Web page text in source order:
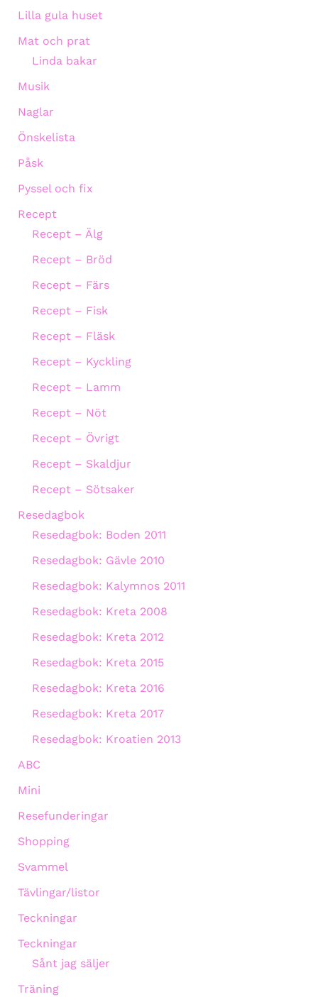
Lilla gula huset
Mat och prat
Linda bakar
Musik
Naglar
Önskelista
Påsk
Pyssel och fix
Recept
Recept – Älg
Recept – Bröd
Recept – Färs
Recept – Fisk
Recept – Fläsk
Recept – Kyckling
Recept – Lamm
Recept – Nöt
Recept – Övrigt
Recept – Skaldjur
Recept – Sötsaker
Resedagbok
Resedagbok: Boden 2011
Resedagbok: Gävle 2010
Resedagbok: Kalymnos 2011
Resedagbok: Kreta 2008
Resedagbok: Kreta 2012
Resedagbok: Kreta 2015
Resedagbok: Kreta 2016
Resedagbok: Kreta 2017
Resedagbok: Kroatien 2013
ABC
Mini
Resefunderingar
Shopping
Svammel
Tävlingar/listor
Teckningar
Teckningar
Sånt jag säljer
Träning